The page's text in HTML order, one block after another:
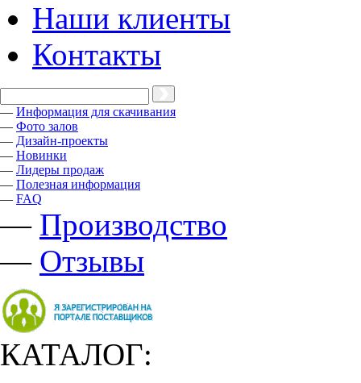
Наши клиенты
Контакты
— Информация для скачивания
— Фото залов
— Дизайн-проекты
— Новинки
— Лидеры продаж
— Полезная информация
— FAQ
— Производство
— Отзывы
КАТАЛОГ: